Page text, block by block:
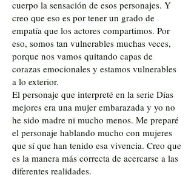
cuerpo la sensación de esos personajes. Y
creo que eso es por tener un grado de
empatía que los actores compartimos. Por
eso, somos tan vulnerables muchas veces,
porque nos vamos quitando capas de
corazas emocionales y estamos vulnerables
a lo exterior.
El personaje que interpreté en la serie Días
mejores era una mujer embarazada y yo no
he sido madre ni mucho menos. Me preparé
el personaje hablando mucho con mujeres
que sí que han tenido esa vivencia. Creo que
es la manera más correcta de acercarse a las
diferentes realidades.